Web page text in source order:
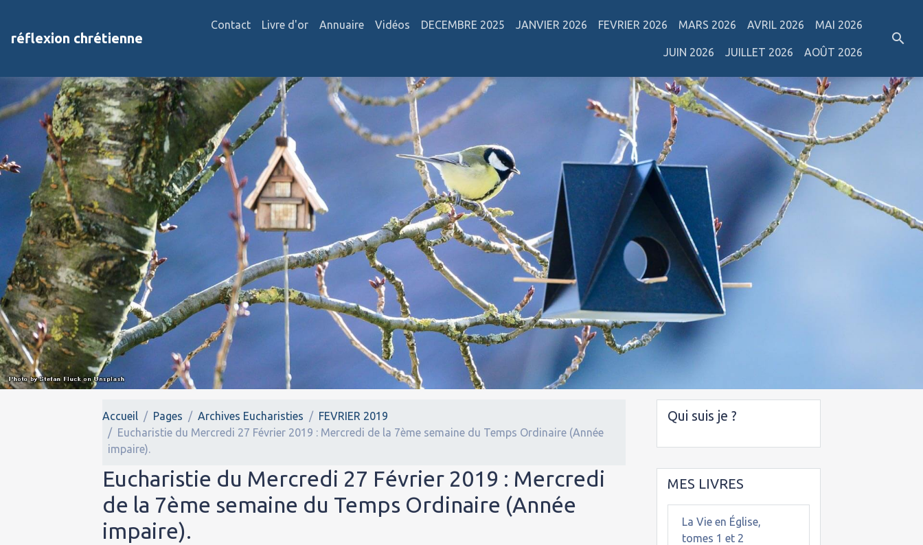
réflexion chrétienne
Contact Livre d'or Annuaire Vidéos DECEMBRE 2025 JANVIER 2026 FEVRIER 2026 MARS 2026 AVRIL 2026 MAI 2026
JUIN 2026 JUILLET 2026 AOÛT 2026
Accueil Pages Archives Eucharisties
FEVRIER 2019
Eucharistie du Mercredi 27 Février 2019 : Mercredi de la 7ème semaine du Temps Ordinaire (Année
impaire).
Eucharistie du Mercredi 27 Février 2019 : Mercredi
de la 7ème semaine du Temps Ordinaire (Année
impaire).
Qui suis je ?
MES LIVRES
La Vie en Église,
tomes 1 et 2